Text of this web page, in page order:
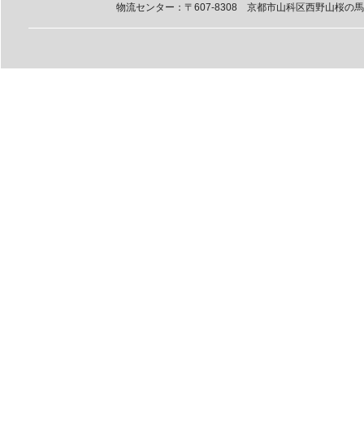
物流センター：〒607-8308 京都市山科区西野山桜の